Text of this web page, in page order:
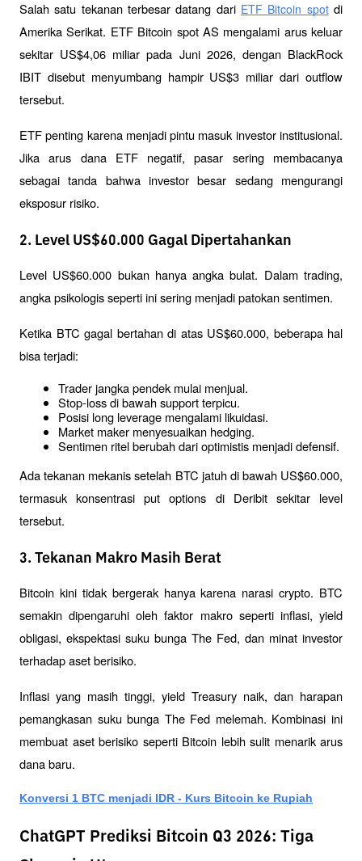
Salah satu tekanan terbesar datang dari ETF Bitcoin spot di
Amerika Serikat. ETF Bitcoin spot AS mengalami arus keluar
sekitar US$4,06 miliar pada Juni 2026, dengan BlackRock
IBIT disebut menyumbang hampir US$3 miliar dari outflow
tersebut.
ETF penting karena menjadi pintu masuk investor institusional.
Jika arus dana ETF negatif, pasar sering membacanya
sebagai tanda bahwa investor besar sedang mengurangi
eksposur risiko.
2. Level US$60.000 Gagal Dipertahankan
Level US$60.000 bukan hanya angka bulat. Dalam trading,
angka psikologis seperti ini sering menjadi patokan sentimen.
Ketika BTC gagal bertahan di atas US$60.000, beberapa hal
bisa terjadi:
Trader jangka pendek mulai menjual.
Stop-loss di bawah support terpicu.
Posisi long leverage mengalami likuidasi.
Market maker menyesuaikan hedging.
Sentimen ritel berubah dari optimistis menjadi defensif.
Ada tekanan mekanis setelah BTC jatuh di bawah US$60.000,
termasuk konsentrasi put options di Deribit sekitar level
tersebut.
3. Tekanan Makro Masih Berat
Bitcoin kini tidak bergerak hanya karena narasi crypto. BTC
semakin dipengaruhi oleh faktor makro seperti inflasi, yield
obligasi, ekspektasi suku bunga The Fed, dan minat investor
terhadap aset berisiko.
Inflasi yang masih tinggi, yield Treasury naik, dan harapan
pemangkasan suku bunga The Fed melemah. Kombinasi ini
membuat aset berisiko seperti Bitcoin lebih sulit menarik arus
dana baru.
Konversi 1 BTC menjadi IDR - Kurs Bitcoin ke Rupiah
ChatGPT Prediksi Bitcoin Q3 2026: Tiga